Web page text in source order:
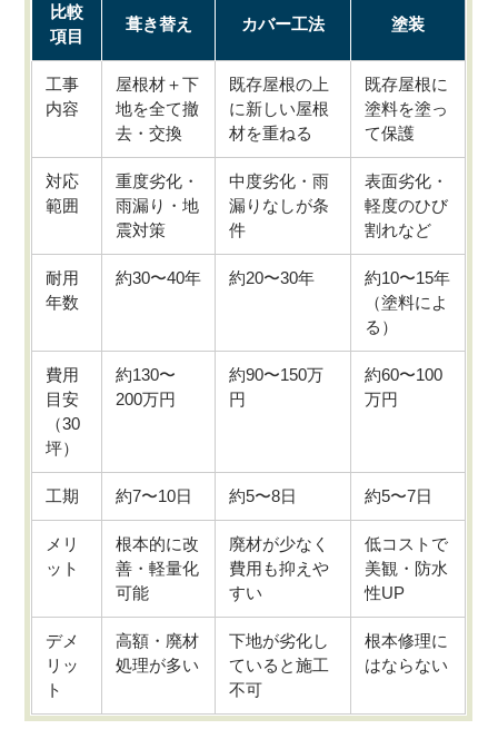
比較
項目
葺き替え カバー工法 塗装
工事
内容
屋根材＋下
地を全て撤
去・交換
既存屋根の上
に新しい屋根
材を重ねる
既存屋根に
塗料を塗っ
て保護
対応
範囲
重度劣化・
雨漏り・地
震対策
中度劣化・雨
漏りなしが条
件
表面劣化・
軽度のひび
割れなど
耐用
年数
約30〜40年 約20〜30年
約10〜15年
（塗料によ
る）
費用
目安
（30
坪）
約130〜
200万円
約90〜150万
円
約60〜100
万円
工期 約7〜10日 約5〜8日 約5〜7日
メリ
ット
根本的に改
善・軽量化
可能
廃材が少なく
費用も抑えや
すい
低コストで
美観・防水
性UP
デメ
リッ
ト
高額・廃材
処理が多い
下地が劣化し
ていると施工
不可
根本修理に
はならない